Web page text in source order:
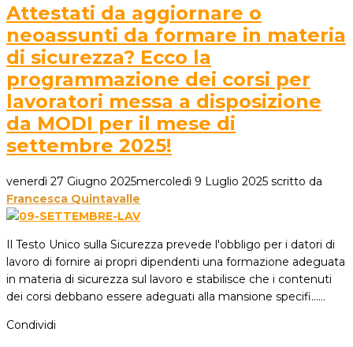
Attestati da aggiornare o
neoassunti da formare in materia
di sicurezza? Ecco la
programmazione dei corsi per
lavoratori messa a disposizione
da MODI per il mese di
settembre 2025!
venerdì 27 Giugno 2025mercoledì 9 Luglio 2025 scritto da
Francesca Quintavalle
Il Testo Unico sulla Sicurezza prevede l'obbligo per i datori di
lavoro di fornire ai propri dipendenti una formazione adeguata
in materia di sicurezza sul lavoro e stabilisce che i contenuti
dei corsi debbano essere adeguati alla mansione specifi...…
Condividi